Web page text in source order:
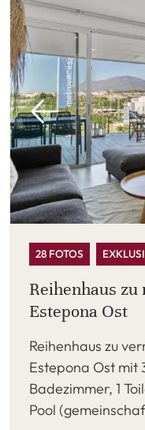
28 FOTOS
Reihenhaus zu
Estepona Ost
Reihenhaus zu
Estepona Ost mit
Badezimmer, 1
Pool